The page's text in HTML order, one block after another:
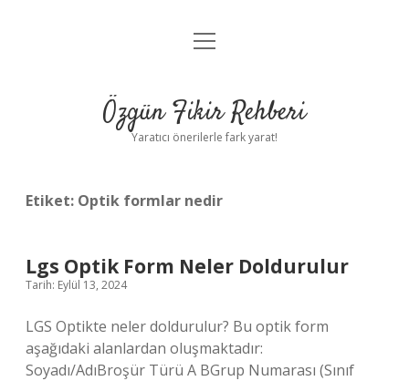
Gizlilik Politikası
Yasal Uyarı
menüyü
Özgün Fikir Rehberi
Yaratıcı önerilerle fark yarat!
Etiket: Optik formlar nedir
Lgs Optik Form Neler Doldurulur
Tarih: Eylül 13, 2024
LGS Optikte neler doldurulur? Bu optik form
aşağıdaki alanlardan oluşmaktadır:
Soyadı/AdıBroşür Türü A BGrup Numarası (Sınıf